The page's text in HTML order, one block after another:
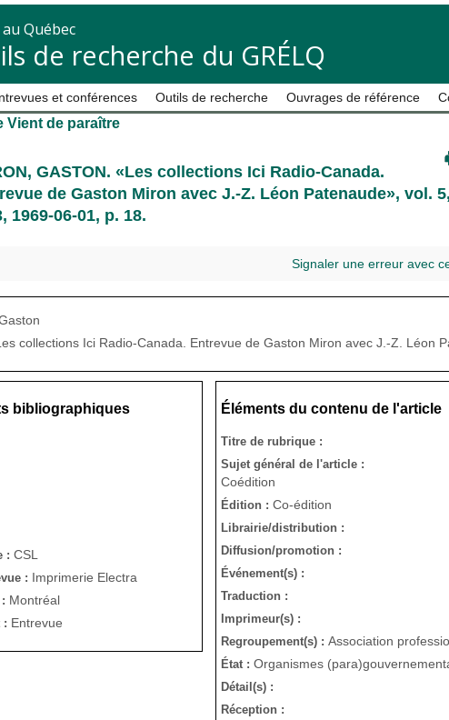
Québec
de recherche du GRÉLQ
et conférences Outils de recherche Ouvrages de référence
Vient de paraître
GASTON. «Les collections Ici Radio-Canada.
de Gaston Miron avec J.-Z. Léon Patenaude», vol. 5,
1969-06-01, p. 18.
Signaler une erreur avec
collections Ici Radio-Canada. Entrevue de Gaston Miron avec J.-Z. Léon
bibliographiques
: CSL
: Imprimerie Electra
Montréal
: Entrevue
Éléments du contenu de l'article
Titre de rubrique :
Sujet général de l'article :
Coédition
Édition : Co-édition
Librairie/distribution :
Diffusion/promotion :
Événement(s) :
Traduction :
Imprimeur(s) :
Regroupement(s) : Association
État : Organismes
Détail(s) :
Réception :